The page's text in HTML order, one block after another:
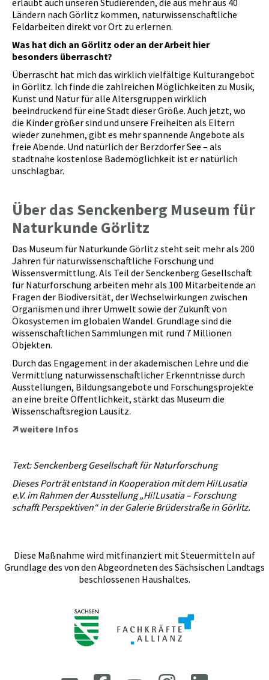
erlaubt auch unseren Studierenden, die aus mehr aus 40
Ländern nach Görlitz kommen, naturwissenschaftliche
Feldarbeiten direkt vor Ort zu erlernen.
Was hat dich an Görlitz oder an der Arbeit hier
besonders überrascht?
Überrascht hat mich das wirklich vielfältige Kulturangebot
in Görlitz. Ich finde die zahlreichen Möglichkeiten zu Musik,
Kunst und Natur für alle Altersgruppen wirklich
beeindruckend für eine Stadt dieser Größe. Auch jetzt, wo
die Kinder größer sind und unsere Freiheiten als Eltern
wieder zunehmen, gibt es mehr spannende Angebote als
freie Abende. Und natürlich der Berzdorfer See – als
stadtnahe kostenlose Bademöglichkeit ist er natürlich
unschlagbar.
Über das Senckenberg Museum für
Naturkunde Görlitz
Das Museum für Naturkunde Görlitz steht seit mehr als 200
Jahren für naturwissenschaftliche Forschung und
Wissensvermittlung. Als Teil der Senckenberg Gesellschaft
für Naturforschung arbeiten mehr als 100 Mitarbeitende an
Fragen der Biodiversität, der Wechselwirkungen zwischen
Organismen und ihrer Umwelt sowie der Zukunft von
Ökosystemen im globalen Wandel. Grundlage sind die
wissenschaftlichen Sammlungen mit rund 7 Millionen
Objekten.
Durch das Engagement in der akademischen Lehre und die
Vermittlung naturwissenschaftlicher Erkenntnisse durch
Ausstellungen, Bildungsangebote und Forschungsprojekte
an eine breite Öffentlichkeit, stärkt das Museum die
Wissenschaftsregion Lausitz.
weitere Infos
Text: Senckenberg Gesellschaft für Naturforschung
Dieses Porträt entstand in Kooperation mit dem Hi!Lusatia
e.V. im Rahmen der Ausstellung „Hi!Lusatia – Forschung
schafft Perspektiven“ in der Galerie Brüderstraße in Görlitz.
Diese Maßnahme wird mitfinanziert mit Steuermitteln auf
Grundlage des von den Abgeordneten des Sächsischen Landtags
beschlossenen Haushaltes.